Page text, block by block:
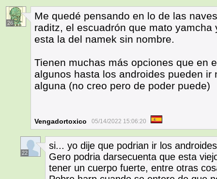
26
Me quedé pensando en lo de las
raditz, el escuadrón que mato
esta la del namek sin nombre.
Tienen muchas más opciones que en
algunos hasta los androides pueden ir
alguna (no creo pero de poder puede)
Vengadortoxico 05/14/2022 15:06:20
22
si... yo dije que podrian ir los
Gero podria darsecuenta que esta
tener un cuerpo fuerte, entre otras